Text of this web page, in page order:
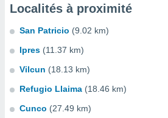
Localités à proximité
San Patricio (9.02 km)
Ipres (11.37 km)
Vilcun (18.13 km)
Refugio Llaima (18.46 km)
Cunco (27.49 km)